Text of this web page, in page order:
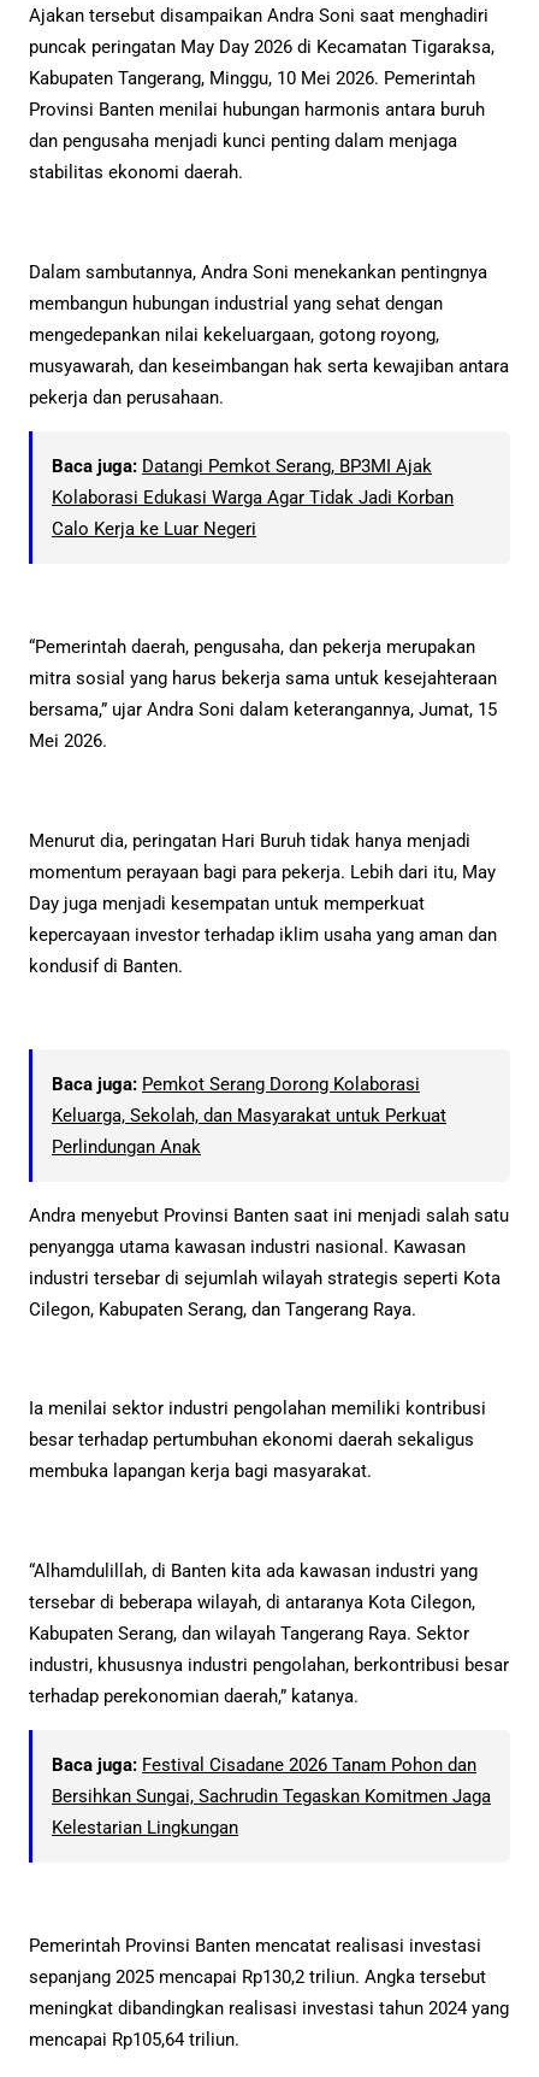
Ajakan tersebut disampaikan Andra Soni saat menghadiri
puncak peringatan May Day 2026 di Kecamatan Tigaraksa,
Kabupaten Tangerang, Minggu, 10 Mei 2026. Pemerintah
Provinsi Banten menilai hubungan harmonis antara buruh
dan pengusaha menjadi kunci penting dalam menjaga
stabilitas ekonomi daerah.
Dalam sambutannya, Andra Soni menekankan pentingnya
membangun hubungan industrial yang sehat dengan
mengedepankan nilai kekeluargaan, gotong royong,
musyawarah, dan keseimbangan hak serta kewajiban antara
pekerja dan perusahaan.
Baca juga: Datangi Pemkot Serang, BP3MI Ajak
Kolaborasi Edukasi Warga Agar Tidak Jadi Korban
Calo Kerja ke Luar Negeri
“Pemerintah daerah, pengusaha, dan pekerja merupakan
mitra sosial yang harus bekerja sama untuk kesejahteraan
bersama,” ujar Andra Soni dalam keterangannya, Jumat, 15
Mei 2026.
Menurut dia, peringatan Hari Buruh tidak hanya menjadi
momentum perayaan bagi para pekerja. Lebih dari itu, May
Day juga menjadi kesempatan untuk memperkuat
kepercayaan investor terhadap iklim usaha yang aman dan
kondusif di Banten.
Baca juga: Pemkot Serang Dorong Kolaborasi
Keluarga, Sekolah, dan Masyarakat untuk Perkuat
Perlindungan Anak
Andra menyebut Provinsi Banten saat ini menjadi salah satu
penyangga utama kawasan industri nasional. Kawasan
industri tersebar di sejumlah wilayah strategis seperti Kota
Cilegon, Kabupaten Serang, dan Tangerang Raya.
Ia menilai sektor industri pengolahan memiliki kontribusi
besar terhadap pertumbuhan ekonomi daerah sekaligus
membuka lapangan kerja bagi masyarakat.
“Alhamdulillah, di Banten kita ada kawasan industri yang
tersebar di beberapa wilayah, di antaranya Kota Cilegon,
Kabupaten Serang, dan wilayah Tangerang Raya. Sektor
industri, khususnya industri pengolahan, berkontribusi besar
terhadap perekonomian daerah,” katanya.
Baca juga: Festival Cisadane 2026 Tanam Pohon dan
Bersihkan Sungai, Sachrudin Tegaskan Komitmen Jaga
Kelestarian Lingkungan
Pemerintah Provinsi Banten mencatat realisasi investasi
sepanjang 2025 mencapai Rp130,2 triliun. Angka tersebut
meningkat dibandingkan realisasi investasi tahun 2024 yang
mencapai Rp105,64 triliun.